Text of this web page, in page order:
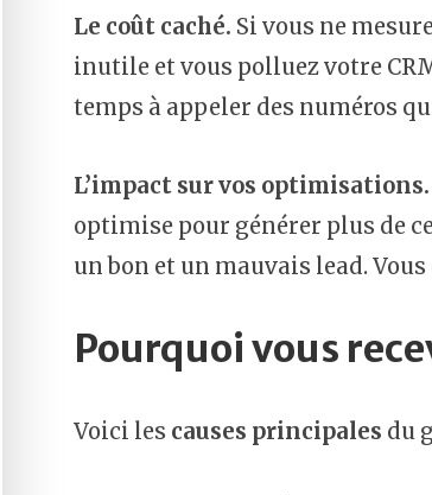
Le coût caché. Si vous ne
inutile et vous polluez votre
temps à appeler des numéros
L’impact sur vos optimisations.
optimise pour générer plus de
un bon et un mauvais lead.
Pourquoi vous
Voici les causes principales du